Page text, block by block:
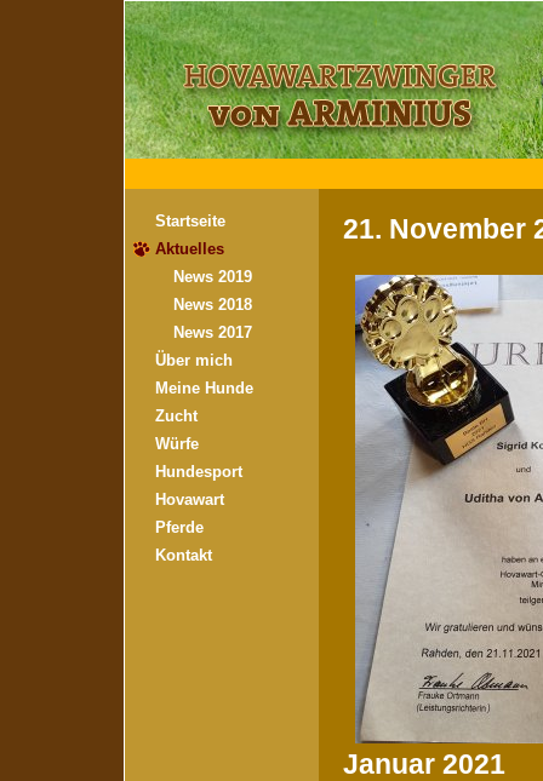
Startseite
Aktuelles
News 2019
News 2018
News 2017
Über mich
Meine Hunde
Zucht
Würfe
Hundesport
Hovawart
Pferde
Kontakt
21. November
Januar 2021